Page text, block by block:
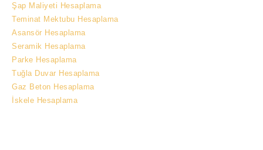
Şap Maliyeti Hesaplama
Teminat Mektubu Hesaplama
Asansör Hesaplama
Seramik Hesaplama
Parke Hesaplama
Tuğla Duvar Hesaplama
Gaz Beton Hesaplama
İskele Hesaplama